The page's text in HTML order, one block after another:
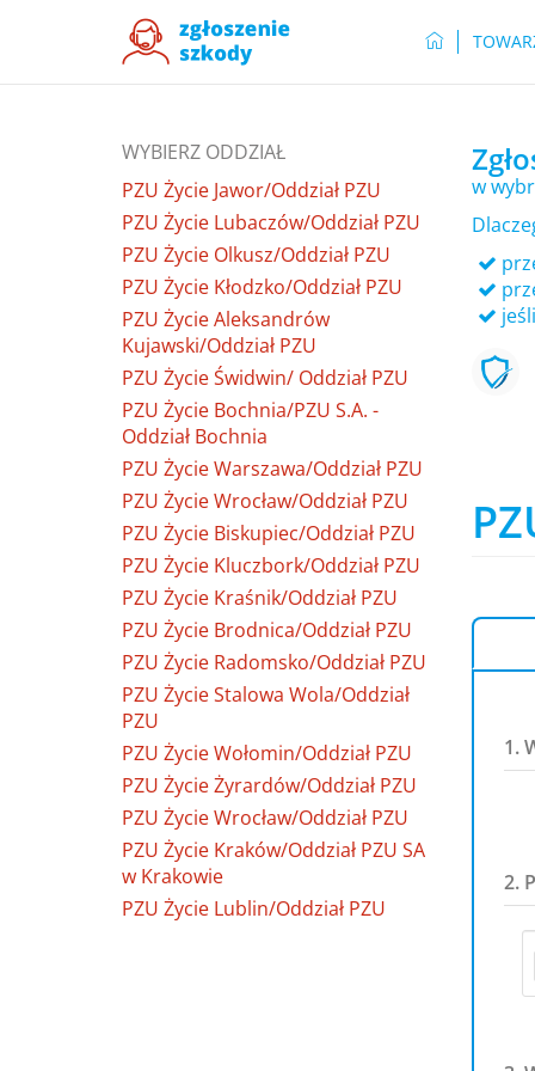
WYBIERZ ODDZIAŁ
PZU Życie Jawor/Oddział PZU
PZU Życie Lubaczów/Oddział PZU
PZU Życie Olkusz/Oddział PZU
PZU Życie Kłodzko/Oddział PZU
PZU Życie Aleksandrów
Kujawski/Oddział PZU
PZU Życie Świdwin/ Oddział PZU
PZU Życie Bochnia/PZU S.A. -
Oddział Bochnia
PZU Życie Warszawa/Oddział PZU
PZU Życie Wrocław/Oddział PZU
PZU Życie Biskupiec/Oddział PZU
PZU Życie Kluczbork/Oddział PZU
PZU Życie Kraśnik/Oddział PZU
PZU Życie Brodnica/Oddział PZU
PZU Życie Radomsko/Oddział PZU
PZU Życie Stalowa Wola/Oddział
PZU
PZU Życie Wołomin/Oddział PZU
PZU Życie Żyrardów/Oddział PZU
PZU Życie Wrocław/Oddział PZU
PZU Życie Kraków/Oddział PZU SA
w Krakowie
PZU Życie Lublin/Oddział PZU
w
1.
2.